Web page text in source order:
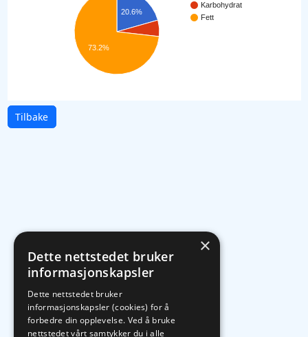
Karbohydrat
Fett
20.6%
73.2%
Tilbake
×
Dette nettstedet bruker
informasjonskapsler
Dette nettstedet bruker
informasjonskapsler (cookies) for å
forbedre din opplevelse. Ved å bruke
nettstedet vårt samtykker du i alle